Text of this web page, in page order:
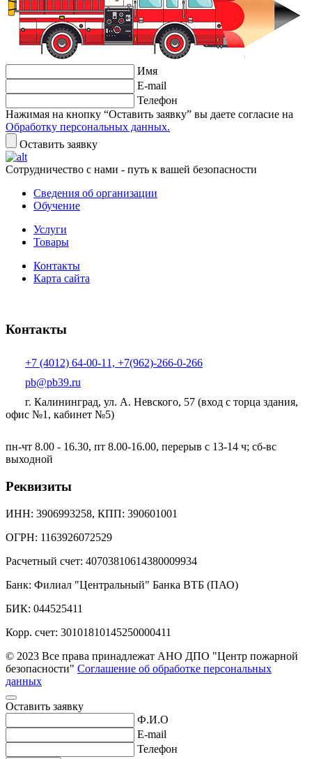
Имя
E-mail
Телефон
Нажимая на кнопку “Оставить заявку” вы даете согласие на
Обработку персональных данных.
Оставить заявку
Сотрудничество с нами - путь к вашей безопасности
Сведения об организации
Обучение
Услуги
Товары
Контакты
Карта сайта
Контакты
+7 (4012) 64-00-11, +7(962)-266-0-266
pb@pb39.ru
г. Калининград, ул. А. Невского, 57 (вход с торца здания,
офис №1, кабинет №5)
пн-чт 8.00 - 16.30, пт 8.00-16.00, перерыв с 13-14 ч; сб-вс
выходной
Реквизиты
ИНН: 3906993258, КПП: 390601001
ОГРН: 1163926072529
Расчетный счет: 40703810614380009934
Банк: Филиал "Центральный" Банка ВТБ (ПАО)
БИК: 044525411
Корр. счет: 30101810145250000411
© 2023 Все права принадлежат АНО ДПО "Центр пожарной
безопасности" Соглашение об обработке персональных
данных
Оставить заявку
Ф.И.О
E-mail
Телефон